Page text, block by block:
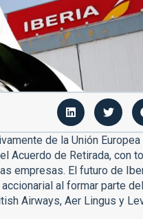
de la Unión Europea
Acuerdo de Retirada, con
empresas. El futuro de
al formar parte
Airways, Aer Lingus y